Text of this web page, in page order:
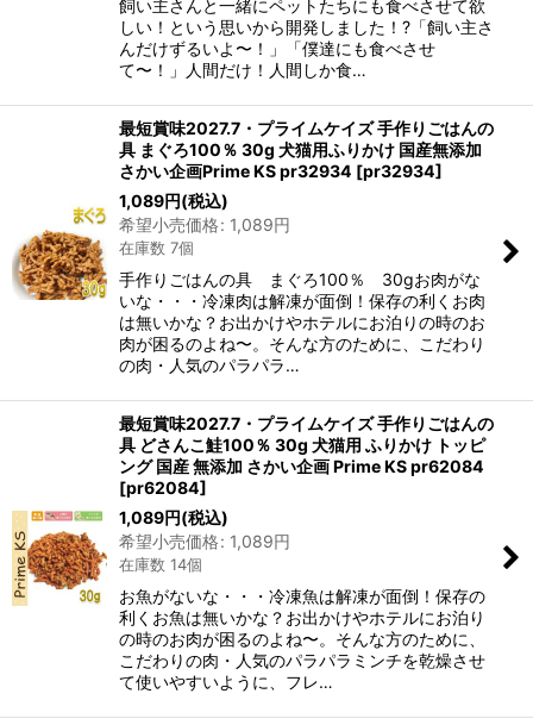
飼い主さんと一緒にペットたちにも食べさせて欲
しい！という思いから開発しました！?「飼い主さ
んだけずるいよ〜！」「僕達にも食べさせ
て〜！」人間だけ！人間しか食…
最短賞味2027.7・プライムケイズ 手作りごはんの
具 まぐろ100％ 30g 犬猫用ふりかけ 国産無添加
さかい企画Prime KS pr32934 [pr32934]
1,089円(税込)
希望小売価格: 1,089円
在庫数 7個
手作りごはんの具 まぐろ100％ 30gお肉がな
いな・・・冷凍肉は解凍が面倒！保存の利くお肉
は無いかな？お出かけやホテルにお泊りの時のお
肉が困るのよね〜。そんな方のために、こだわり
の肉・人気のパラパラ…
最短賞味2027.7・プライムケイズ 手作りごはんの
具 どさんこ鮭100％ 30g 犬猫用 ふりかけ トッピ
ング 国産 無添加 さかい企画 Prime KS pr62084
[pr62084]
1,089円(税込)
希望小売価格: 1,089円
在庫数 14個
お魚がないな・・・冷凍魚は解凍が面倒！保存の
利くお魚は無いかな？お出かけやホテルにお泊り
の時のお肉が困るのよね〜。そんな方のために、
こだわりの肉・人気のパラパラミンチを乾燥させ
て使いやすいように、フレ…